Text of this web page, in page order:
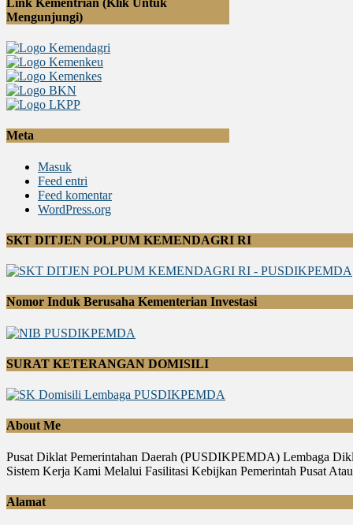
Mengunjungi)
Meta
Masuk
Feed entri
Feed komentar
WordPress.org
SKT DITJEN POLPUM KEMENDAGRI RI
Nomor Induk Berusaha Kementerian Investasi
SURAT KETERANGAN DOMISILI
About Me
Pusat Diklat Pemerintahan Daerah (PUSDIKPEMDA) Lembaga
Sistem Kerja Kami Melalui Fasilitasi Kebijkan Pemerintah Pusat
Alamat